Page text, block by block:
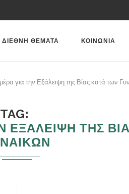
ΔΙΕΘΝΗ ΘΕΜΑΤΑ ΚΟΙΝΩΝΙΑ
για την Εξάλειψη της Βίας κατά των
TAG
ΕΞΑΛΕΙΨΗ ΤΗΣ